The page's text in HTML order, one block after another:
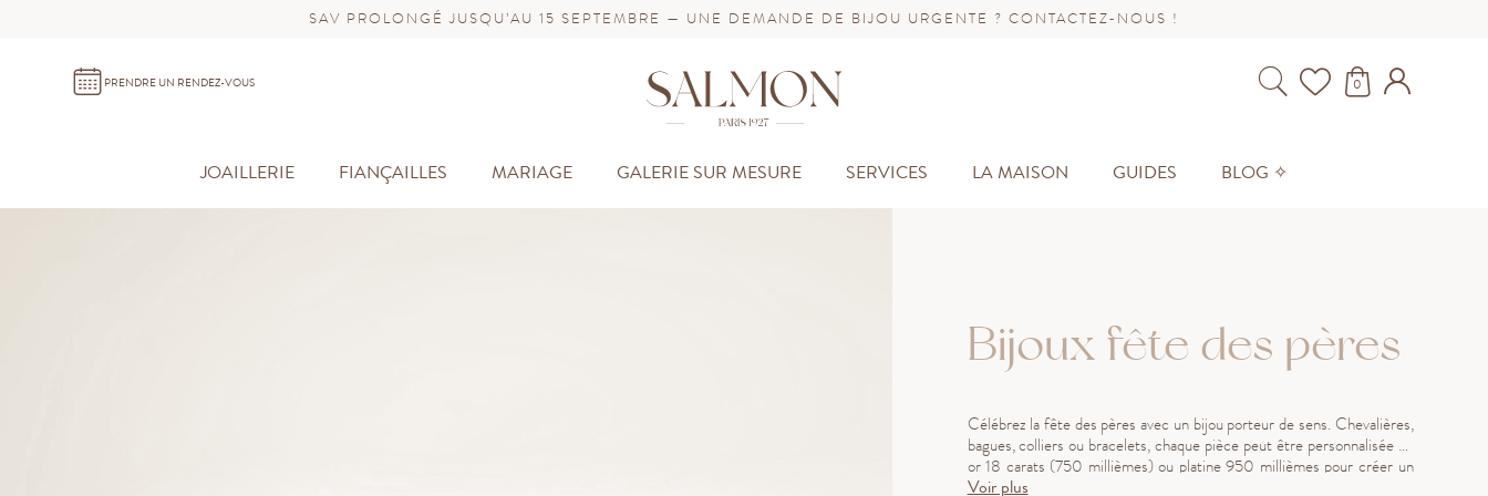
SAV PROLONGÉ JUSQU’AU 15 SEPTEMBRE — UNE DEMANDE DE BIJOU URGENTE ? CONTACTEZ-NOUS !
PRENDRE UN RENDEZ-VOUS
JOAILLERIE FIANÇAILLES MARIAGE GALERIE SUR MESURE SERVICES LA MAISON GUIDES BLOG ✧
0
Bijoux fête des pères
Célébrez la fête des pères avec un bijou porteur de sens. Chevalières,
bagues, colliers ou bracelets, chaque pièce peut être personnalisée en
or 18 carats (750 millièmes) ou platine 950 millièmes pour créer un
cadeau unique. Offrez-lui un bijou symbolique et personnel, reflet de
Voir plus